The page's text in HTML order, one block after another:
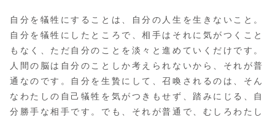
自分を犠牲にすることは、自分の人生を生きないこと。
自分を犠牲にしたところで、相手はそれに気がつくこと
もなく、ただ自分のことを淡々と進めていくだけです。
人間の脳は自分のことしか考えられないから、それが普
通なのです。自分を生贄にして、召喚されるのは、そん
なわたしの自己犠牲を気がつきもせず、踏みにじる、自
分勝手な相手です。でも、それが普通で、むしろわたし